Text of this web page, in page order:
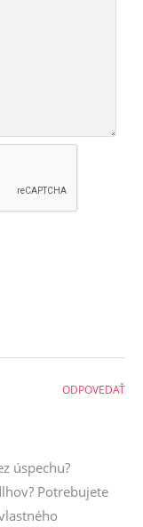
úspechu?
Potrebujete
ODPOVEDAŤ